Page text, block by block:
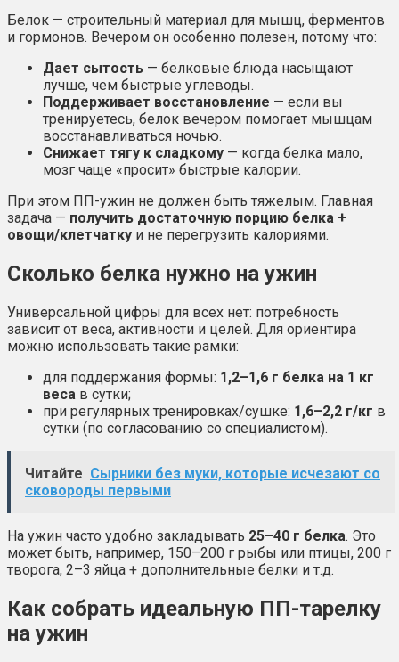
Белок — строительный материал для мышц, ферментов
и гормонов. Вечером он особенно полезен, потому что:
Дает сытость — белковые блюда насыщают
лучше, чем быстрые углеводы.
Поддерживает восстановление — если вы
тренируетесь, белок вечером помогает мышцам
восстанавливаться ночью.
Снижает тягу к сладкому — когда белка мало,
мозг чаще «просит» быстрые калории.
При этом ПП-ужин не должен быть тяжелым. Главная
задача — получить достаточную порцию белка +
овощи/клетчатку и не перегрузить калориями.
Сколько белка нужно на ужин
Универсальной цифры для всех нет: потребность
зависит от веса, активности и целей. Для ориентира
можно использовать такие рамки:
для поддержания формы: 1,2–1,6 г белка на 1 кг
веса в сутки;
при регулярных тренировках/сушке: 1,6–2,2 г/кг в
сутки (по согласованию со специалистом).
Читайте Сырники без муки, которые исчезают со
сковороды первыми
На ужин часто удобно закладывать 25–40 г белка. Это
может быть, например, 150–200 г рыбы или птицы, 200 г
творога, 2–3 яйца + дополнительные белки и т.д.
Как собрать идеальную ПП-тарелку
на ужин